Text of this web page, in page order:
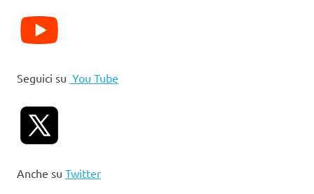
Seguici su You Tube
Anche su Twitter